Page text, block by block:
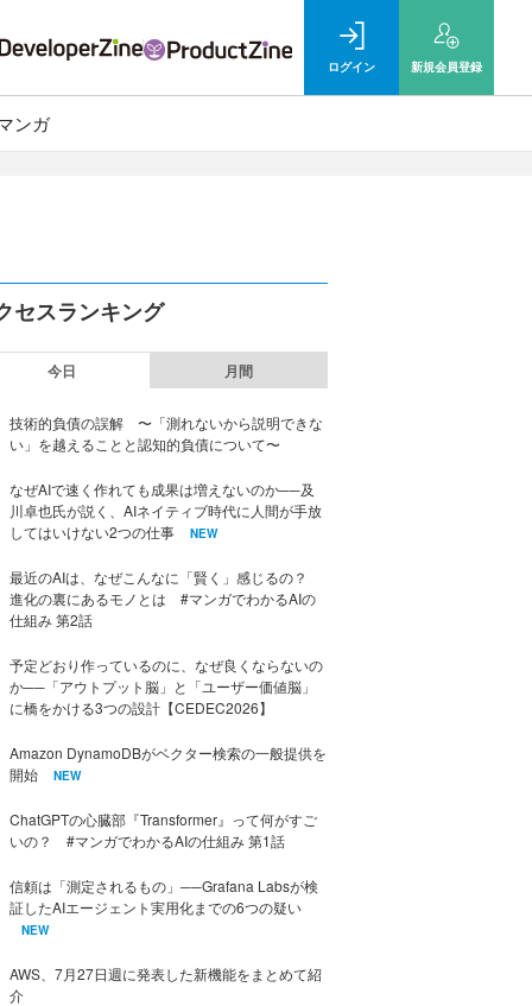
ログイン 新規会員登録
ンガ
セスランキング
今日 月間
技術的負債の誤解 〜「測れないから説明できな
い」を越えることと認知的負債について〜
なぜAIで速く作れても成果は増えないのか──及
川卓也氏が説く、AIネイティブ時代に人間が手放
してはいけない2つの仕事
NEW
最近のAIは、なぜこんなに「賢く」感じるの？
進化の裏にあるモノとは #マンガでわかるAIの
仕組み 第2話
予定どおり作っているのに、なぜ良くならないの
か──「アウトプット脳」と「ユーザー価値脳」
に橋をかける3つの設計【CEDEC2026】
Amazon DynamoDBがベクター検索の一般提供を
開始
NEW
ChatGPTの心臓部『Transformer』って何がすご
いの？ #マンガでわかるAIの仕組み 第1話
信頼は「測定されるもの」──Grafana Labsが検
証したAIエージェント実用化までの6つの疑い
NEW
AWS、7月27日週に発表した新機能をまとめて紹
介